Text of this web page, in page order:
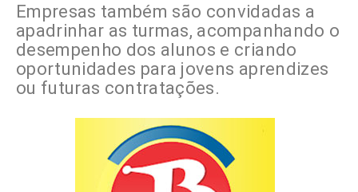
Empresas também são convidadas a
apadrinhar as turmas, acompanhando o
desempenho dos alunos e criando
oportunidades para jovens aprendizes
ou futuras contratações.